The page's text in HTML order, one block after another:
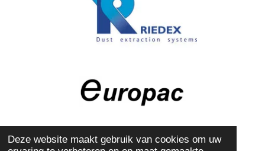
Deze website maakt gebruik van cookies om uw